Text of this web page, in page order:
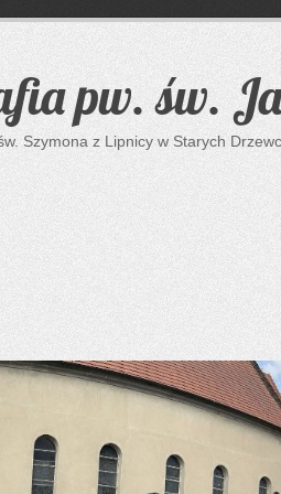
pw. św.
Szymona z Lipnicy w Starych